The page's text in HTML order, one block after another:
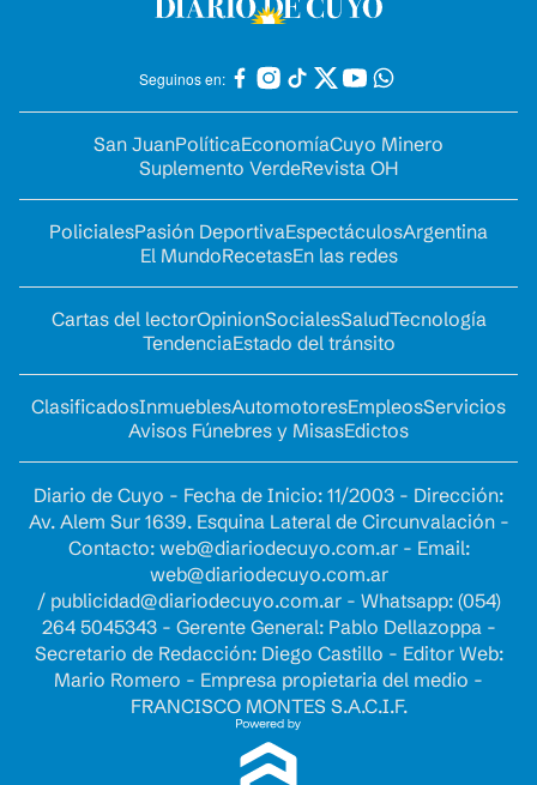
Seguinos en:
San JuanPolíticaEconomíaCuyo Minero
Suplemento VerdeRevista OH
PolicialesPasión DeportivaEspectáculosArgentina
El MundoRecetasEn las redes
Cartas del lectorOpinionSocialesSaludTecnología
TendenciaEstado del tránsito
ClasificadosInmueblesAutomotoresEmpleosServicios
Avisos Fúnebres y MisasEdictos
Diario de Cuyo - Fecha de Inicio: 11/2003 - Dirección:
Av. Alem Sur 1639. Esquina Lateral de Circunvalación -
Contacto: web@diariodecuyo.com.ar- Email:
web@diariodecuyo.com.ar
/ publicidad@diariodecuyo.com.ar- Whatsapp: (054)
264 5045343 - Gerente General: Pablo Dellazoppa -
Secretario de Redacción: Diego Castillo - Editor Web:
Mario Romero - Empresa propietaria del medio -
FRANCISCO MONTES S.A.C.I.F.